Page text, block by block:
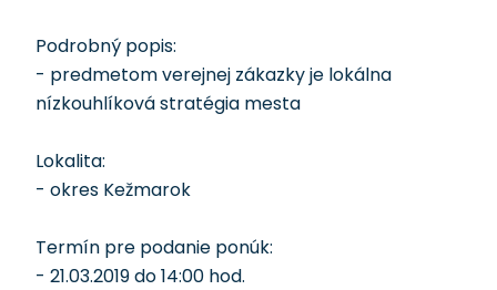
Podrobný popis:
- predmetom verejnej zákazky je lokálna
nízkouhlíková stratégia mesta
Lokalita:
- okres Kežmarok
Termín pre podanie ponúk:
- 21.03.2019 do 14:00 hod.